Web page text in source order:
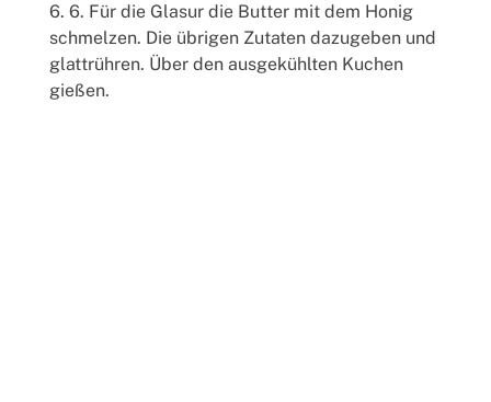
6. Für die Glasur die Butter mit dem Honig
schmelzen. Die übrigen Zutaten dazugeben und
glattrühren. Über den ausgekühlten Kuchen
gießen.